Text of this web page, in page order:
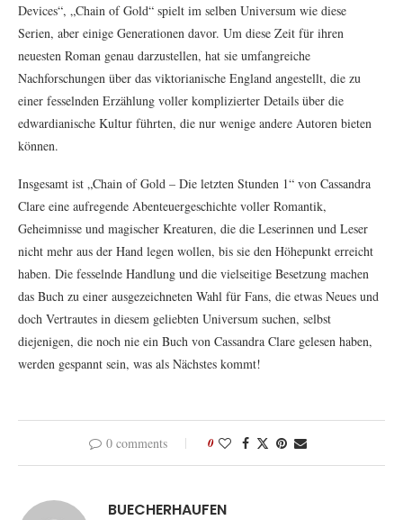
Devices“, „Chain of Gold“ spielt im selben Universum wie diese
Serien, aber einige Generationen davor. Um diese Zeit für ihren
neuesten Roman genau darzustellen, hat sie umfangreiche
Nachforschungen über das viktorianische England angestellt, die zu
einer fesselnden Erzählung voller komplizierter Details über die
edwardianische Kultur führten, die nur wenige andere Autoren bieten
können.
Insgesamt ist „Chain of Gold – Die letzten Stunden 1“ von Cassandra
Clare eine aufregende Abenteuergeschichte voller Romantik,
Geheimnisse und magischer Kreaturen, die die Leserinnen und Leser
nicht mehr aus der Hand legen wollen, bis sie den Höhepunkt erreicht
haben. Die fesselnde Handlung und die vielseitige Besetzung machen
das Buch zu einer ausgezeichneten Wahl für Fans, die etwas Neues und
doch Vertrautes in diesem geliebten Universum suchen, selbst
diejenigen, die noch nie ein Buch von Cassandra Clare gelesen haben,
werden gespannt sein, was als Nächstes kommt!
0 comments 0
BUECHERHAUFEN